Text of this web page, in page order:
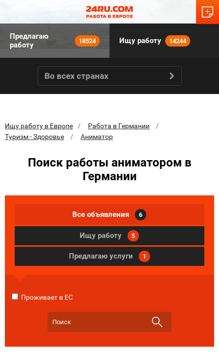
Предлагаю
работу
18524 Ищу работу 14244
Во всех странах
Ищу работу в Европе
Работа в Германии
Туризм - Здоровье
Аниматор
Поиск работы аниматором в
Германии
Все объявления 6
Ищу работу 5
Предлагаю услуги 1
Проживает в ЕС